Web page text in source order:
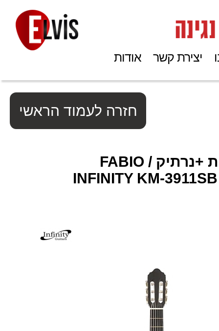
יצירת קשר אודות
חזרה לעמוד הראשי
גיטרה קלאסית +נרתיק FABIO /
INFINITY KM-